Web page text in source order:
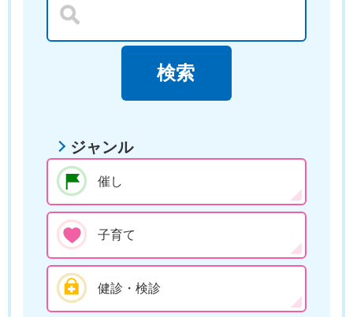
ジャンル
催し
子育て
健診・検診